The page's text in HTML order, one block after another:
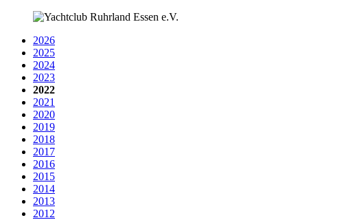
2026
2025
2024
2023
2022
2021
2020
2019
2018
2017
2016
2015
2014
2013
2012